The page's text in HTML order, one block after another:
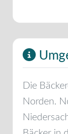
Die
Norden.